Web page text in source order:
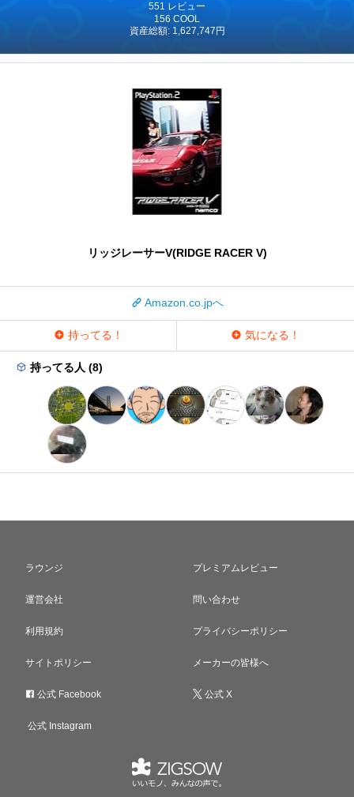
551 レビュー
156 COOL
資産総額: 1,627,747円
リッジレーサーV(RIDGE RACER V)
Amazon.co.jpへ
持ってる！ 気になる！
持ってる人 (8)
ラウンジ プレミアムレビュー
運営会社 問い合わせ
利用規約 プライバシーポリシー
サイトポリシー メーカーの皆様へ
公式 Facebook 公式 X
公式 Instagram